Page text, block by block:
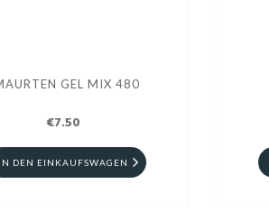
GEL MIX 480
€7.50
DEN EINKAUFSWAGEN